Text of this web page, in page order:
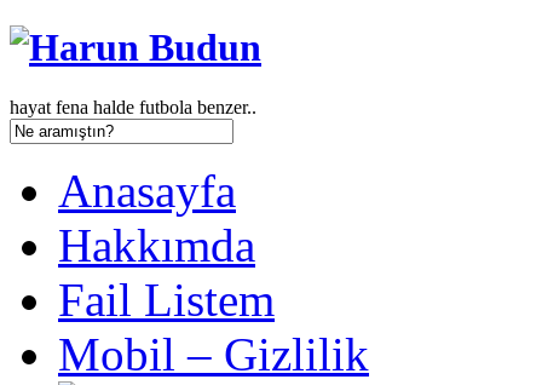
hayat fena halde futbola benzer..
Anasayfa
Hakkımda
Fail Listem
Mobil – Gizlilik